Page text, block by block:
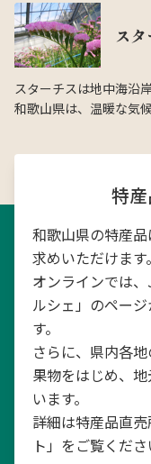
ス
スターチスは地中海沿
和歌山県は、温暖な気
特
和歌山県の特産
求めいただけます。
オンラインでは
ルシェ」のペー
す。
さらに、県内各
果物をはじめ、
います。
詳細は特産品直
ト」をご覧くださ